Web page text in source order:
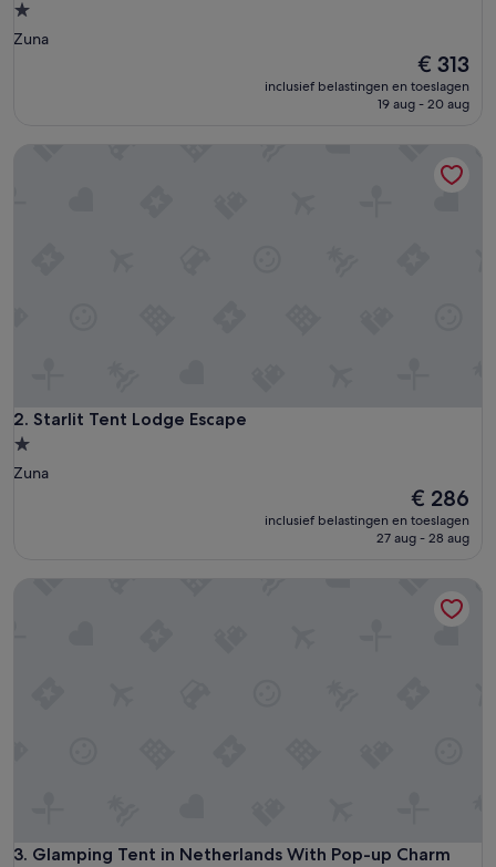
1.0-
sterrenaccommodatie
Zuna
De
prijs
€ 313
inclusief belastingen en toeslagen
19 aug - 20 aug
2. Starlit Tent Lodge Escape
Starlit Tent Lodge Escape
1.0-
sterrenaccommodatie
Zuna
De
prijs
is
€ 286
inclusief belastingen en toeslagen
27 aug - 28 aug
3. Glamping Tent in Netherlands With Pop-up Charm
Glamping Tent in Netherlands With Pop-up Charm